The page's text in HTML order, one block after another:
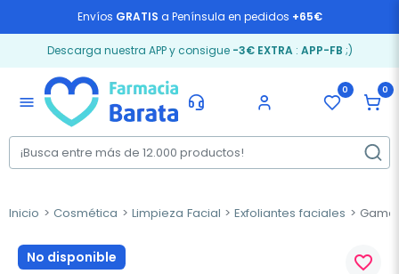
Envíos GRATIS a Península en pedidos +65€
Descarga nuestra APP y consigue -3€ EXTRA: APP-FB ;)
menu
0 0
Inicio Cosmética Limpieza Facial Exfoliantes faciales
No disponible favorite_border